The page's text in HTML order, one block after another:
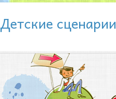
Детские сценарии